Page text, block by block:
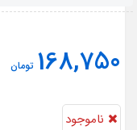
168,750 تومان
ناموجود